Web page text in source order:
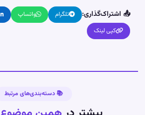
📤 اشتراک‌گذاری: تلگرام واتساپ
کپی لینک
📚 دسته‌بندی‌های مرتبط